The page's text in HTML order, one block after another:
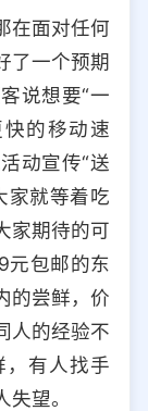
在面对任何
了一个预期
说想要“一
的移动速
动宣传“送
家就等着吃
家期待的可
元包邮的东
的尝鲜，价
人的经验不
，有人找手
望。